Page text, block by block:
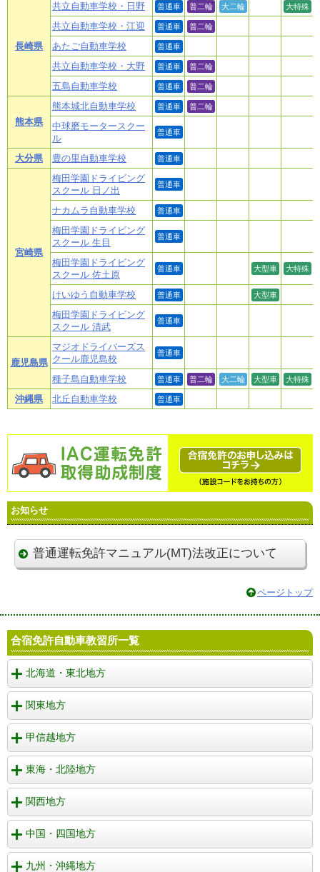
長崎県
共立自動車学校・日野 普通車 普二輪 大二輪 大特殊
共立自動車学校・江迎 普通車 普二輪
あたご自動車学校 普通車
共立自動車学校・大野 普通車 普二輪
五島自動車学校 普通車 普二輪
熊本県
熊本城北自動車学校 普通車 普二輪
中球磨モータースクー
ル
普通車
大分県 豊の里自動車学校 普通車
宮崎県
梅田学園ドライビング
スクール 日ノ出
普通車
ナカムラ自動車学校 普通車
梅田学園ドライビング
スクール 生目
普通車
梅田学園ドライビング
スクール 佐土原
普通車 大型車 大特殊
けいゆう自動車学校 普通車 大型車
梅田学園ドライビング
スクール 清武
普通車
鹿児島県
マジオドライバーズス
クール鹿児島校
普通車
種子島自動車学校 普通車 普二輪 大二輪 大型車 大特殊
沖縄県 北丘自動車学校 普通車
お知らせ
普通運転免許マニュアル(MT)法改正について
ページトップ
合宿免許自動車教習所一覧
北海道・東北地方
関東地方
甲信越地方
東海・北陸地方
関西地方
中国・四国地方
九州・沖縄地方